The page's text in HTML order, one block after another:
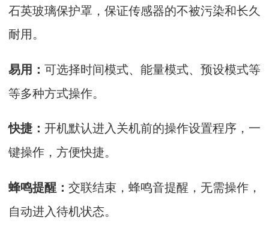
石英玻璃保护罩，保证传感器的不被污染和长久
耐用。
易用： 可选择时间模式、能量模式、预设模式等
等多种方式操作。
快捷： 开机默认进入关机前的操作设置程序，一
键操作，方便快捷。
蜂鸣提醒： 交联结束，蜂鸣音提醒，无需操作，
自动进入待机状态。